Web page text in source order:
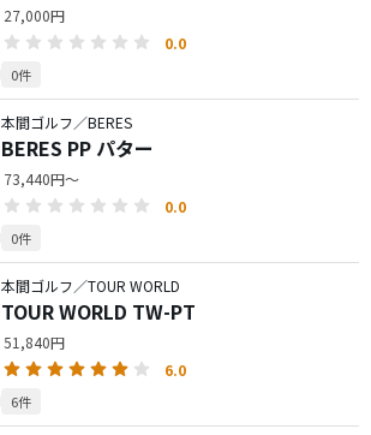
27,000円
0.0
0件
本間ゴルフ／BERES
BERES PP パター
73,440円～
0.0
0件
本間ゴルフ／TOUR WORLD
TOUR WORLD TW-PT
51,840円
6.0
6件